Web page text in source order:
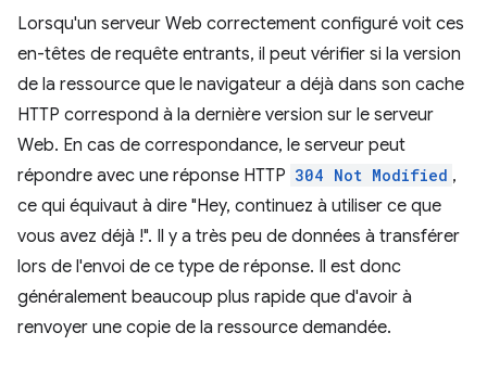
Lorsqu'un serveur Web correctement configuré voit ces
en-têtes de requête entrants, il peut vérifier si la version
de la ressource que le navigateur a déjà dans son cache
HTTP correspond à la dernière version sur le serveur
Web. En cas de correspondance, le serveur peut
répondre avec une réponse HTTP 304 Not Modified ,
ce qui équivaut à dire "Hey, continuez à utiliser ce que
vous avez déjà !". Il y a très peu de données à transférer
lors de l'envoi de ce type de réponse. Il est donc
généralement beaucoup plus rapide que d'avoir à
renvoyer une copie de la ressource demandée.